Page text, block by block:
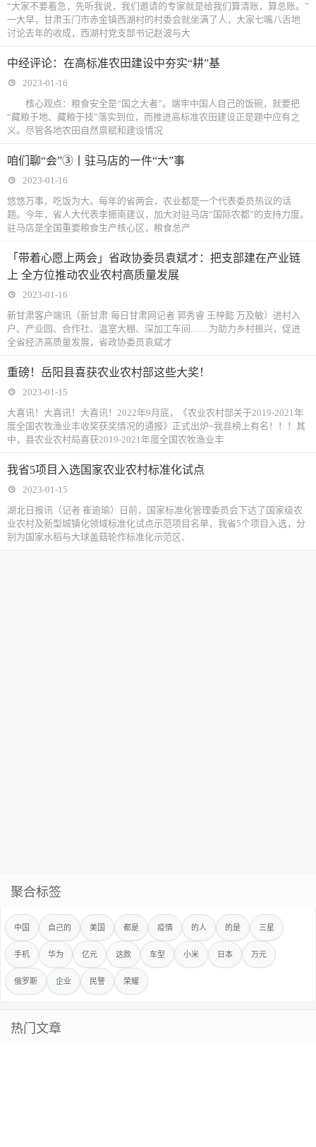
“大家不要着急，先听我说，我们邀请的专家就是给我们算清账，算总账。”
一大早，甘肃玉门市赤金镇西湖村的村委会就坐满了人，大家七嘴八舌地
讨论去年的收成，西湖村党支部书记赵波与大
中经评论：在高标准农田建设中夯实“耕”基
2023-01-16
核心观点：粮食安全是“国之大者”。端牢中国人自己的饭碗，就要把
“藏粮于地、藏粮于技”落实到位，而推进高标准农田建设正是题中应有之
义。尽管各地农田自然禀赋和建设情况
咱们聊“会”③丨驻马店的一件“大”事
2023-01-16
悠悠万事，吃饭为大。每年的省两会，农业都是一个代表委员热议的话
题。今年，省人大代表李振南建议，加大对驻马店“国际农都”的支持力度。
驻马店是全国重要粮食生产核心区，粮食总产
「带着心愿上两会」省政协委员袁斌才：把支部建在产业链
上 全方位推动农业农村高质量发展
2023-01-16
新甘肃客户端讯（新甘肃·每日甘肃网记者 郭秀睿 王梓懿 万及敏）进村入
户、产业园、合作社、温室大棚、深加工车间……为助力乡村振兴，促进
全省经济高质量发展，省政协委员袁斌才
重磅！岳阳县喜获农业农村部这些大奖！
2023-01-15
大喜讯！大喜讯！大喜讯！2022年9月底，《农业农村部关于2019-2021年
度全国农牧渔业丰收奖获奖情况的通报》正式出炉~我县榜上有名！！！其
中，县农业农村局喜获2019-2021年度全国农牧渔业丰
我省5项目入选国家农业农村标准化试点
2023-01-15
湖北日报讯（记者 崔逾瑜）日前，国家标准化管理委员会下达了国家级农
业农村及新型城镇化领域标准化试点示范项目名单，我省5个项目入选，分
别为国家水稻与大球盖菇轮作标准化示范区、
聚合标签
中国 自己的 美国 都是 疫情 的人 的是 三星
手机 华为 亿元 这款 车型 小米 日本 万元
俄罗斯 企业 民警 荣耀
热门文章